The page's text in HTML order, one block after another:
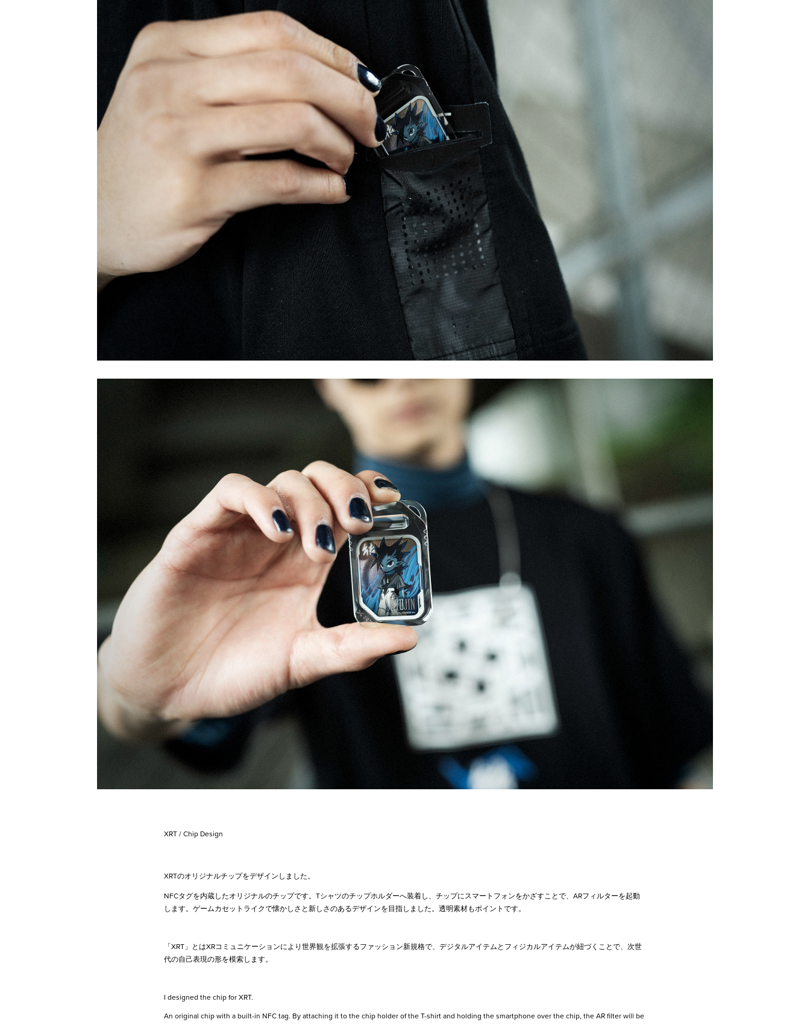
XRT / Chip Design
XRTのオリジナルチップをデザインしました。
NFCタグを内蔵したオリジナルのチップです。 Tシャツのチップホルダーへ装着し、チップにスマートフォンをかざすことで、ARフィルターを起動
します。 ゲームカセットライクで懐かしさと新しさのあるデザインを目指しました。透明素材もポイントです。
「XRT」とはXRコミュニケーションにより世界観を拡張するファッション新規格で、デジタルアイテムとフィジカルアイテムが紐づくことで、次世
代の自己表現の形を模索します。
I designed the chip for XRT.
An original chip with a built-in NFC tag. By attaching it to the chip holder of the T-shirt and holding the smartphone over the chip, the AR filter will be